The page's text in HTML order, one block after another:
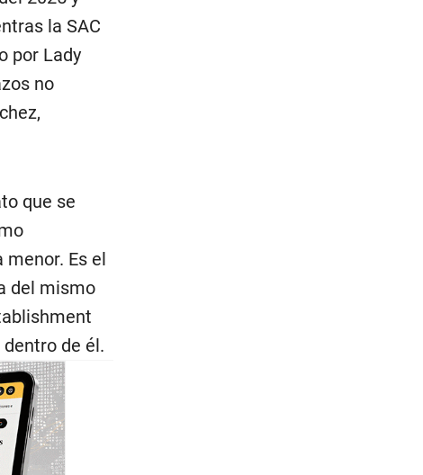
la SAC
por Lady
no
que se
Es el
del mismo
de él.